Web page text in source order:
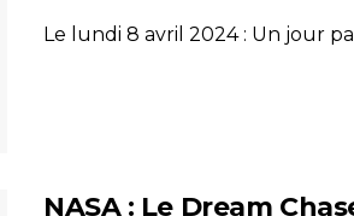
Le lundi 8 avril 2024 : Un jour
NASA : Le Dream